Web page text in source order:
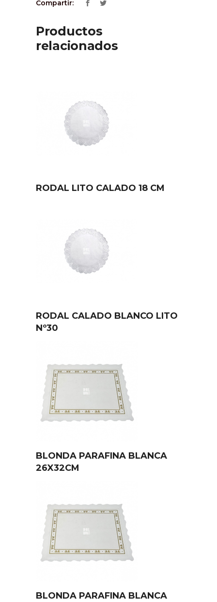
Compartir:
Productos
relacionados
RODAL LITO CALADO 18 CM
RODAL CALADO BLANCO LITO
Nº30
BLONDA PARAFINA BLANCA
26X32CM
BLONDA PARAFINA BLANCA